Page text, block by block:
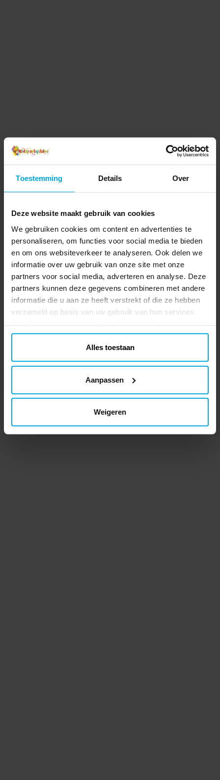
Toestemming Details Over
Deze website maakt gebruik van cookies
We gebruiken cookies om content en advertenties te
personaliseren, om functies voor social media te bieden
en om ons websiteverkeer te analyseren. Ook delen we
informatie over uw gebruik van onze site met onze
partners voor social media, adverteren en analyse. Deze
partners kunnen deze gegevens combineren met andere
informatie die u aan ze heeft verstrekt of die ze hebben
verzameld op basis van uw gebruik van hun services.
Alles toestaan
Aanpassen
Weigeren